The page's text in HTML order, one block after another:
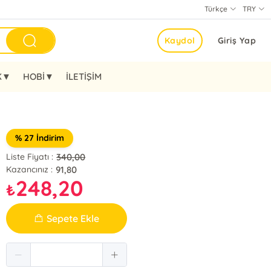
TRY
Türkçe
Giriş Yap
Kaydol
HOBİ▼ İLETİŞİM
% 27 İndirim
Liste Fiyatı : 340,00
Kazancınız : 91,80
₺248,20
Sepete Ekle